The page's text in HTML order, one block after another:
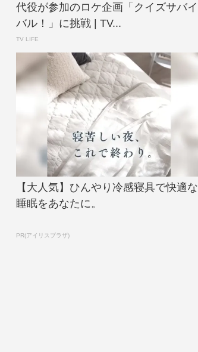
代役が参加のロケ企画「クイズサバイ
バル！」に挑戦 | TV...
TV LIFE
【大人気】ひんやり冷感寝具で快適な
睡眠をあなたに。
PR(アイリスプラザ)